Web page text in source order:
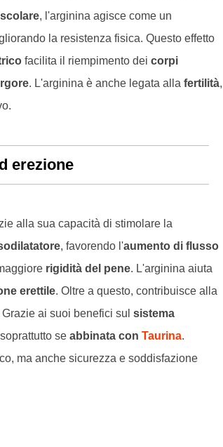
, l'arginina agisce come un
la resistenza fisica. Questo effetto
facilita il riempimento dei corpi
. L'arginina è anche legata alla fertilità,
erezione
alla sua capacità di stimolare la
, favorendo l'aumento di flusso
rigidità del pene. L'arginina aiuta
erettile. Oltre a questo, contribuisce alla
Grazie ai suoi benefici sul sistema
se abbinata con Taurina.
ma anche sicurezza e soddisfazione